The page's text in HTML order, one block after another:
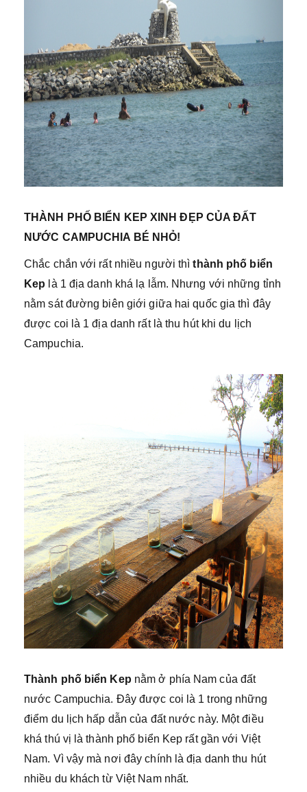
THÀNH PHỐ BIỂN KEP XINH ĐẸP CỦA ĐẤT
NƯỚC CAMPUCHIA BÉ NHỎ!
Chắc chắn với rất nhiều người thìthành phố biển
Kep là 1 địa danh khá lạ lẫm. Nhưng với những tỉnh
nằm sát đường biên giới giữa hai quốc gia thì đây
được coi là 1 địa danh rất là thu hút khi du lịch
Campuchia.
Thành phố biển Kep nằm ở phía Nam của đất
nước Campuchia. Đây được coi là 1 trong những
điểm du lịch hấp dẫn của đất nước này. Một điều
khá thú vị là thành phố biển Kep rất gần với Việt
Nam. Vì vậy mà nơi đây chính là địa danh thu hút
nhiều du khách từ Việt Nam nhất.